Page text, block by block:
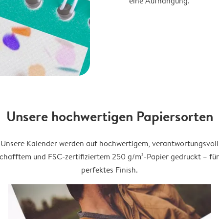
Unsere hochwertigen Papiersorten
Unsere Kalender werden auf hochwertigem, verantwortungsvoll
und FSC-zertifiziertem 250 g/m²-Papier gedruckt –
perfektes Finish.